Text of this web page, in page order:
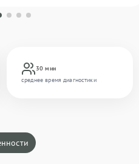
30 мин
среднее время диагностики